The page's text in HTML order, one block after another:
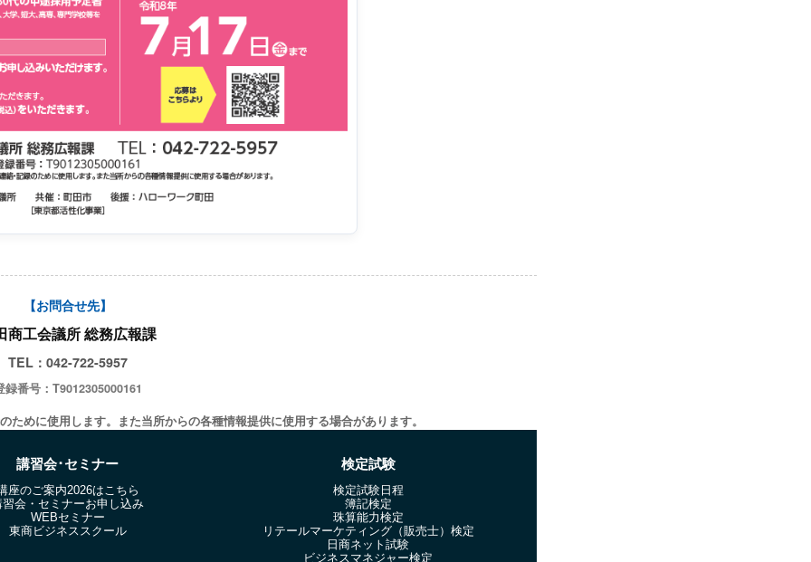
【お問合せ先】
商工会議所 総務広報課
TEL：042-722-5957
録番号：T9012305000161
めに使用します。また当所からの各種情報提供に使用する場合があります。
講習会･セミナー
座のご案内2026はこちら
習会・セミナーお申し込み
WEBセミナー
東商ビジネススクール
検定試験
検定試験日程
簿記検定
珠算能力検定
リテールマーケティング（販売士）検定
日商ネット試験
ビジネスマネジャー検定